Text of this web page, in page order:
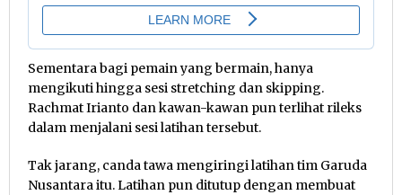
Sementara bagi pemain yang bermain, hanya
mengikuti hingga sesi stretching dan skipping.
Rachmat Irianto dan kawan-kawan pun terlihat rileks
dalam menjalani sesi latihan tersebut.
Tak jarang, canda tawa mengiringi latihan tim Garuda
Nusantara itu. Latihan pun ditutup dengan membuat